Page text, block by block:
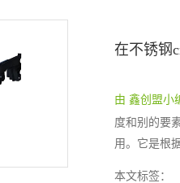
由 鑫创盟小
度和别的要
用。它是根
本文标签：